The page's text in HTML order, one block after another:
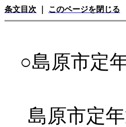
条文目次 このページを閉じる
○島原市定
島原市定